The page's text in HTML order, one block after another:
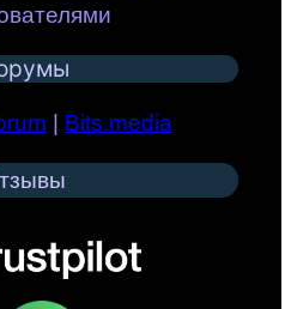
Bits.media